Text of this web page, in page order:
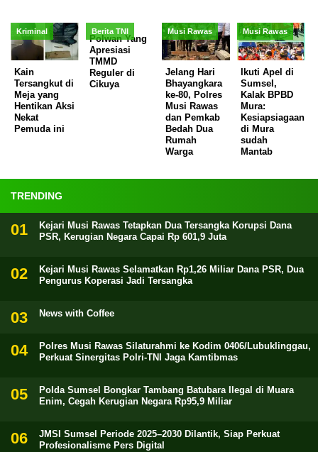
Kriminal
Kain
Tersangkut di
Meja yang
Hentikan Aksi
Nekat
Pemuda ini
Berita TNI
Polwan Yang
Apresiasi
TMMD
Reguler di
Cikuya
Musi Rawas
Jelang Hari
Bhayangkara
ke-80, Polres
Musi Rawas
dan Pemkab
Bedah Dua
Rumah
Warga
Musi Rawas
Ikuti Apel di
Sumsel,
Kalak BPBD
Mura:
Kesiapsiagaan
di Mura
sudah
Mantab
TRENDING
Kejari Musi Rawas Tetapkan Dua Tersangka Korupsi Dana
PSR, Kerugian Negara Capai Rp 601,9 Juta
Kejari Musi Rawas Selamatkan Rp1,26 Miliar Dana PSR, Dua
Pengurus Koperasi Jadi Tersangka
News with Coffee
Polres Musi Rawas Silaturahmi ke Kodim 0406/Lubuklinggau,
Perkuat Sinergitas Polri-TNI Jaga Kamtibmas
Polda Sumsel Bongkar Tambang Batubara Ilegal di Muara
Enim, Cegah Kerugian Negara Rp95,9 Miliar
JMSI Sumsel Periode 2025–2030 Dilantik, Siap Perkuat
Profesionalisme Pers Digital